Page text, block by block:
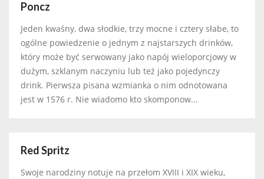
Poncz
Jeden kwaśny, dwa słodkie, trzy mocne i cztery słabe, to
ogólne powiedzenie o jednym z najstarszych drinków,
który może być serwowany jako napój wieloporcjowy w
dużym, szklanym naczyniu lub też jako pojedynczy
drink. Pierwsza pisana wzmianka o nim odnotowana
jest w 1576 r. Nie wiadomo kto skomponow...
Red Spritz
Swoje narodziny notuje na przełom XVIII i XIX wieku,